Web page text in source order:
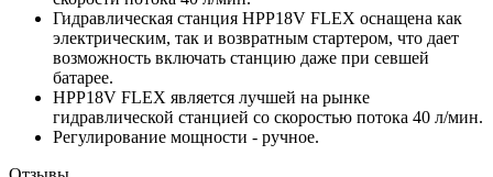
Гидравлическая станция HPP18V FLEX оснащена как
электрическим, так и возвратным стартером, что дает
возможность включать станцию даже при севшей
батарее.
HPP18V FLEX является лучшей на рынке
гидравлической станцией со скоростью потока 40 л/мин.
Регулирование мощности - ручное.